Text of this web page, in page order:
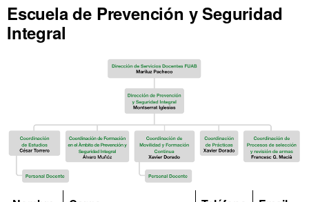
Escuela de Prevención y Seguridad
Integral